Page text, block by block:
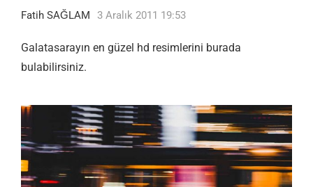
Fatih SAĞLAM 3 Aralık 2011 19:53
Galatasarayın en güzel hd resimlerini burada
bulabilirsiniz.